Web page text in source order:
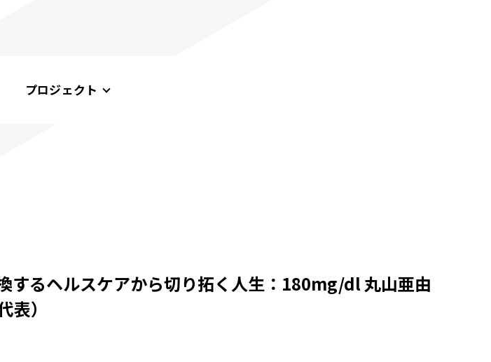
プロジェクト
するヘルスケアから切り拓く人生：180mg/dl 丸山亜由
）